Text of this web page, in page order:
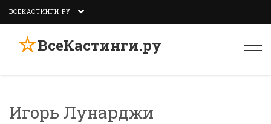
ВСЕКАСТИНГИ.РУ
☆ВсеКастинги.ру
Игорь Лунарджи